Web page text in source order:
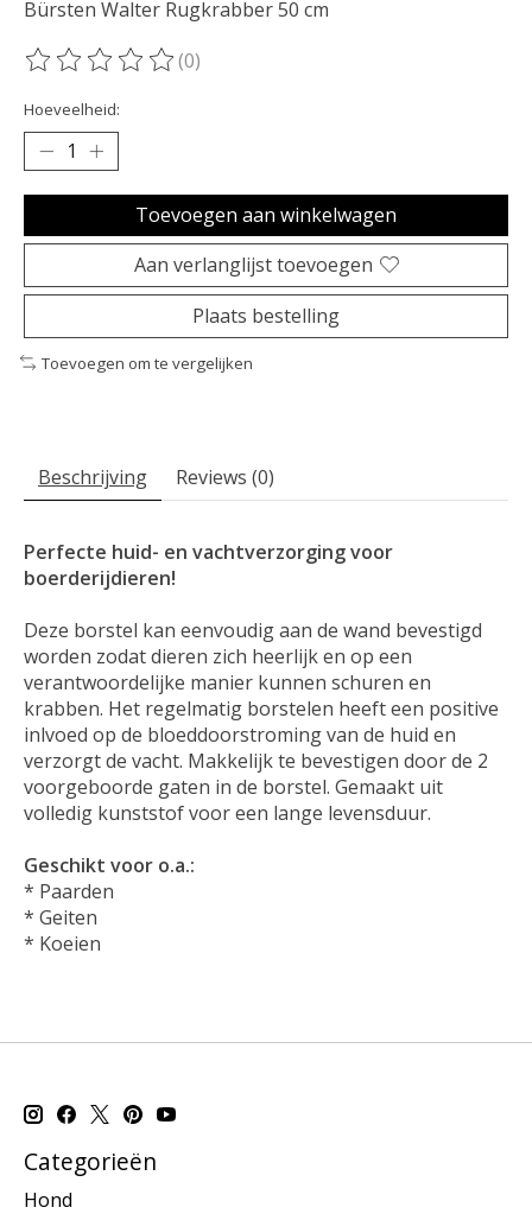
Bürsten Walter Rugkrabber 50 cm
De beoordeling van dit product is
(0)
Hoeveelheid:
Toevoegen aan winkelwagen
Aan verlanglijst toevoegen
Plaats bestelling
Toevoegen om te vergelijken
Beschrijving Reviews (0)
Perfecte huid- en vachtverzorging voor
boerderijdieren!
Deze borstel kan eenvoudig aan de wand bevestigd
worden zodat dieren zich heerlijk en op een
verantwoordelijke manier kunnen schuren en
krabben. Het regelmatig borstelen heeft een positive
inlvoed op de bloeddoorstroming van de huid en
verzorgt de vacht. Makkelijk te bevestigen door de 2
voorgeboorde gaten in de borstel. Gemaakt uit
volledig kunststof voor een lange levensduur.
Geschikt voor o.a.:
* Paarden
* Geiten
* Koeien
Categorieën
Hond